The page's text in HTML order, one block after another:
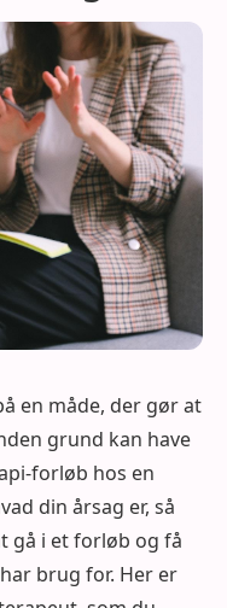
en måde, der gør at
grund kan have
forløb hos en
din årsag er, så
gå i et forløb og få
brug for. Her er